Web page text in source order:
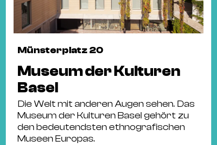
Münsterplatz 20
Museum der Kulturen
Basel
Die Welt mit anderen Augen sehen. Das
Museum der Kulturen Basel gehört zu
den bedeutendsten ethnografischen
Museen Europas.